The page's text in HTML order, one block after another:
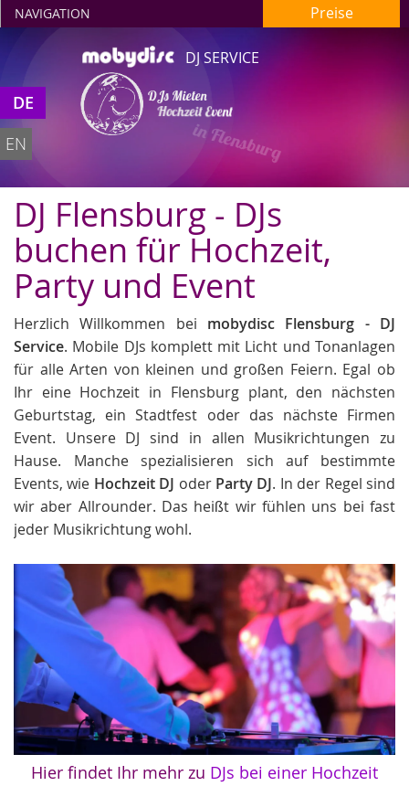
DJ SERVICE
DJs Mieten
Hochzeit Event
in Flensburg
NAVIGATION Preise
DE
EN
DJ Flensburg - DJs
buchen für Hochzeit,
Party und Event
Herzlich Willkommen bei mobydisc Flensburg - DJ
Service. Mobile DJs komplett mit Licht und Tonanlagen
für alle Arten von kleinen und großen Feiern. Egal ob
Ihr eine Hochzeit in Flensburg plant, den nächsten
Geburtstag, ein Stadtfest oder das nächste Firmen
Event. Unsere DJ sind in allen Musikrichtungen zu
Hause. Manche spezialisieren sich auf bestimmte
Events, wie Hochzeit DJ oder Party DJ. In der Regel sind
wir aber Allrounder. Das heißt wir fühlen uns bei fast
jeder Musikrichtung wohl.
Hier findet Ihr mehr zu DJs bei einer Hochzeit